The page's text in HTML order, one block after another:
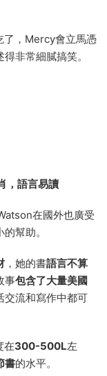
了，Mercy會立馬憑
非常細膩搞笑。
，語言易讀
在國外也廣受
幫助。
，她的書語言不算
事包含了大量美國
交流和寫作中都可
在300-500L左
書的水平。